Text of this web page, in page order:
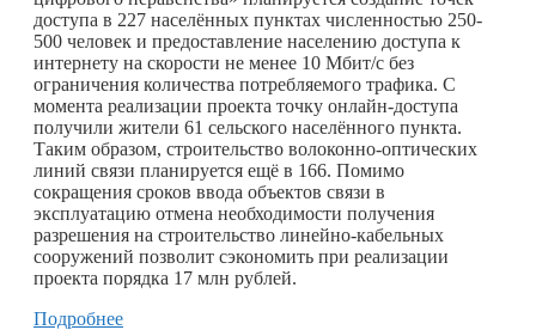
доступа в 227 населённых пунктах численностью 250-
500 человек и предоставление населению доступа к
интернету на скорости не менее 10 Мбит/с без
ограничения количества потребляемого трафика. С
момента реализации проекта точку онлайн-доступа
получили жители 61 сельского населённого пункта.
Таким образом, строительство волоконно-оптических
линий связи планируется ещё в 166. Помимо
сокращения сроков ввода объектов связи в
эксплуатацию отмена необходимости получения
разрешения на строительство линейно-кабельных
сооружений позволит сэкономить при реализации
проекта порядка 17 млн рублей.
Подробнее